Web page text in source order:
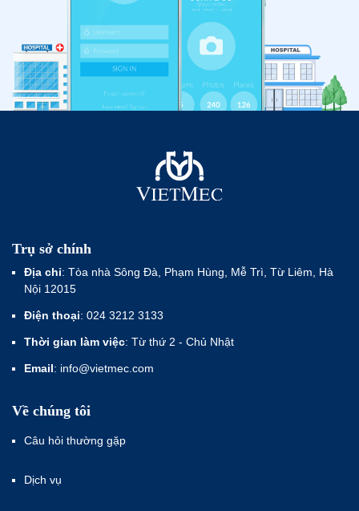
Trụ sở chính
Địa chỉ: Tòa nhà Sông Đà, Phạm Hùng, Mễ Trì, Từ Liêm, Hà
Nội 12015
Điện thoại: 024 3212 3133
Thời gian làm việc: Từ thứ 2 - Chủ Nhật
Email: info@vietmec.com
Về chúng tôi
Câu hỏi thường gặp
Dịch vụ